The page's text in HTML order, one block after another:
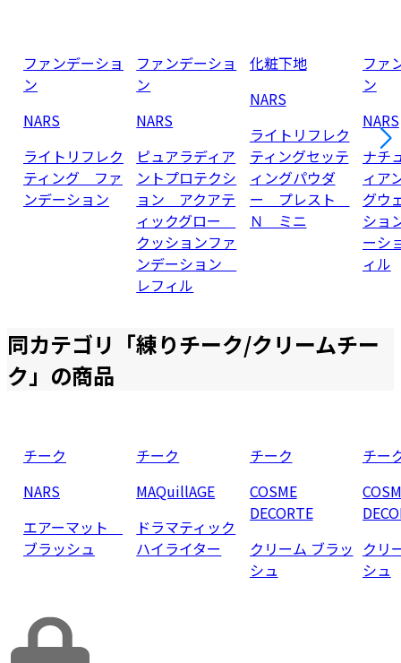
ファンデーショ
ン
NARS
ライトリフレク
ティング ファ
ンデーション
ファンデーショ
ン
NARS
ピュアラディア
ントプロテクシ
ョン アクアテ
ィックグロー
クッションファ
ンデーション
レフィル
化粧下地
NARS
ライトリフレク
ティングセッテ
ィングパウダ
ー プレスト
Ｎ ミニ
ファ
ン
NARS
ナチ
ィア
グウ
ショ
ーシ
ィル
同カテゴリ「練りチーク/クリームチー
ク」の商品
チーク
NARS
エアーマット
ブラッシュ
チーク
MAQuillAGE
ドラマティック
ハイライター
チーク
COSME
DECORTE
クリーム ブラッ
シュ
チー
クリ
シュ